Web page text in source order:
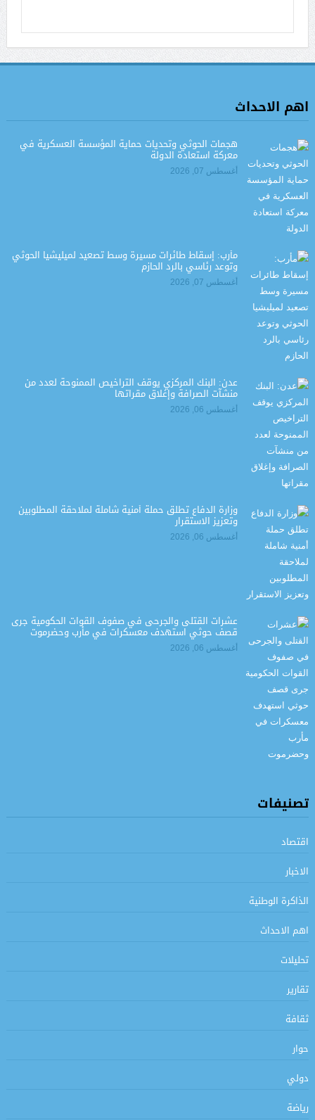
اهم الاحداث
هجمات الحوثي وتحديات حماية المؤسسة العسكرية في
معركة استعادة الدولة
أغسطس 07, 2026
مأرب: إسقاط طائرات مسيرة وسط تصعيد لميليشيا الحوثي
وتوعد رئاسي بالرد الحازم
أغسطس 07, 2026
عدن: البنك المركزي يوقف التراخيص الممنوحة لعدد من
منشآت الصرافة وإغلاق مقراتها
أغسطس 06, 2026
وزارة الدفاع تطلق حملة أمنية شاملة لملاحقة المطلوبين
وتعزيز الاستقرار
أغسطس 06, 2026
عشرات القتلى والجرحى في صفوف القوات الحكومية جرى
قصف حوثي استهدف معسكرات في مأرب وحضرموت
أغسطس 06, 2026
تصنيفات
اقتصاد
الاخبار
الذاكرة الوطنية
اهم الاحداث
تحليلات
تقارير
ثقافة
حوار
دولي
رياضة